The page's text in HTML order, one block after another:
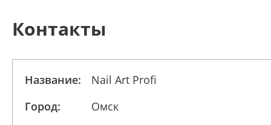
Контакты
Название:
Nail Art Profi
Город:
Омск